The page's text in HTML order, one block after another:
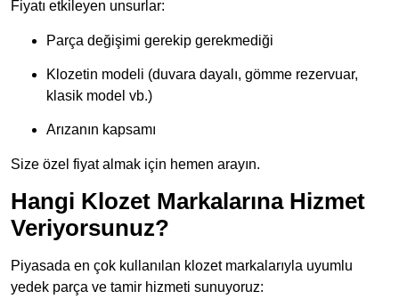
Fiyatı etkileyen unsurlar:
Parça değişimi gerekip gerekmediği
Klozetin modeli (duvara dayalı, gömme rezervuar,
klasik model vb.)
Arızanın kapsamı
Size özel fiyat almak için hemen arayın.
Hangi Klozet Markalarına Hizmet
Veriyorsunuz?
Piyasada en çok kullanılan klozet markalarıyla uyumlu
yedek parça ve tamir hizmeti sunuyoruz: